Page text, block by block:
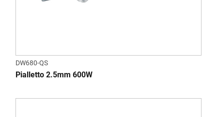
DW680-QS
Pialletto 2.5mm 600W